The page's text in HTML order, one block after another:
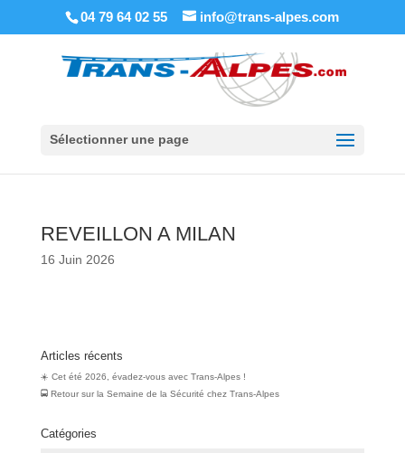
04 79 64 02 55 info@trans-alpes.com
Sélectionner une page
REVEILLON A MILAN
16 Juin 2026
Articles récents
☀️ Cet été 2026, évadez-vous avec Trans-Alpes !
🚍 Retour sur la Semaine de la Sécurité chez Trans‑Alpes
Catégories